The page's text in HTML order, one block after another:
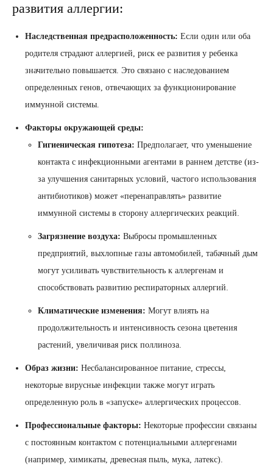
развития аллергии:
Наследственная предрасположенность: Если один или оба
родителя страдают аллергией, риск ее развития у ребенка
значительно повышается. Это связано с наследованием
определенных генов, отвечающих за функционирование
иммунной системы.
Факторы окружающей среды:
Гигиеническая гипотеза: Предполагает, что уменьшение
контакта с инфекционными агентами в раннем детстве (из-
за улучшения санитарных условий, частого использования
антибиотиков) может «перенаправлять» развитие
иммунной системы в сторону аллергических реакций.
Загрязнение воздуха: Выбросы промышленных
предприятий, выхлопные газы автомобилей, табачный дым
могут усиливать чувствительность к аллергенам и
способствовать развитию респираторных аллергий.
Климатические изменения: Могут влиять на
продолжительность и интенсивность сезона цветения
растений, увеличивая риск поллиноза.
Образ жизни: Несбалансированное питание, стрессы,
некоторые вирусные инфекции также могут играть
определенную роль в «запуске» аллергических процессов.
Профессиональные факторы: Некоторые профессии связаны
с постоянным контактом с потенциальными аллергенами
(например, химикаты, древесная пыль, мука, латекс).